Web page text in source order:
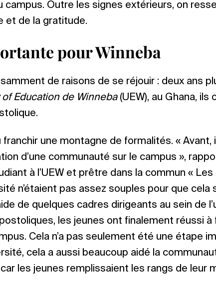
campus. Outre les signes extérieurs, on
et de la gratitude.
pour Winneba
de raisons de se réjouir : deux ans
of Education de Winneba(UEW), au Ghana, ils
franchir une montagne de formalités. « Avant,
d’une communauté sur le campus »,
à l’UEW et prêtre dans la commun «
n’étaient pas assez souples pour que cela
de quelques cadres dirigeants au sein de
les jeunes ont finalement réussi à
Cela n’a pas seulement été une étape
cela a aussi beaucoup aidé la
les jeunes remplissaient les rangs de leur